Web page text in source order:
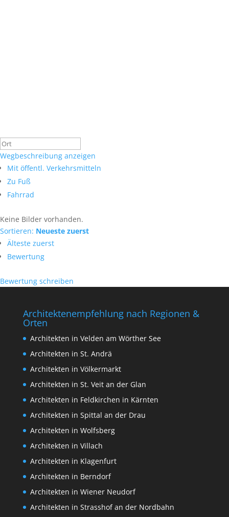
Wegbeschreibung anzeigen
Mit öffentl. Verkehrsmitteln
Zu Fuß
Fahrrad
Keine Bilder vorhanden.
Sortieren: Neueste zuerst
Älteste zuerst
Bewertung
Bewertung schreiben
Architektenempfehlung nach Regionen &
Orten
Architekten in Velden am Wörther See
Architekten in St. Andrä
Architekten in Völkermarkt
Architekten in St. Veit an der Glan
Architekten in Feldkirchen in Kärnten
Architekten in Spittal an der Drau
Architekten in Wolfsberg
Architekten in Villach
Architekten in Klagenfurt
Architekten in Berndorf
Architekten in Wiener Neudorf
Architekten in Strasshof an der Nordbahn